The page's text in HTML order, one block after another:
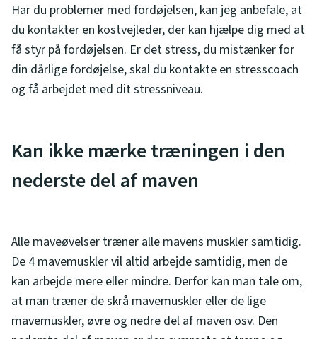
Har du problemer med fordøjelsen, kan jeg anbefale, at
du kontakter en kostvejleder, der kan hjælpe dig med at
få styr på fordøjelsen. Er det stress, du mistænker for
din dårlige fordøjelse, skal du kontakte en stresscoach
og få arbejdet med dit stressniveau.
Kan ikke mærke træningen i den
nederste del af maven
Alle maveøvelser træner alle mavens muskler samtidig.
De 4 mavemuskler vil altid arbejde samtidig, men de
kan arbejde mere eller mindre. Derfor kan man tale om,
at man træner de skrå mavemuskler eller de lige
mavemuskler, øvre og nedre del af maven osv. Den